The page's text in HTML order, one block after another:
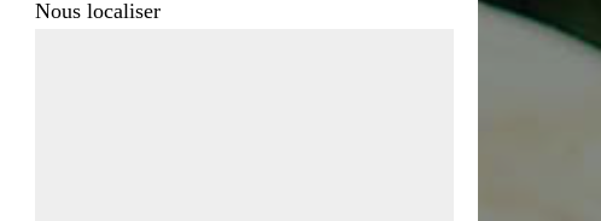
Nous localiser